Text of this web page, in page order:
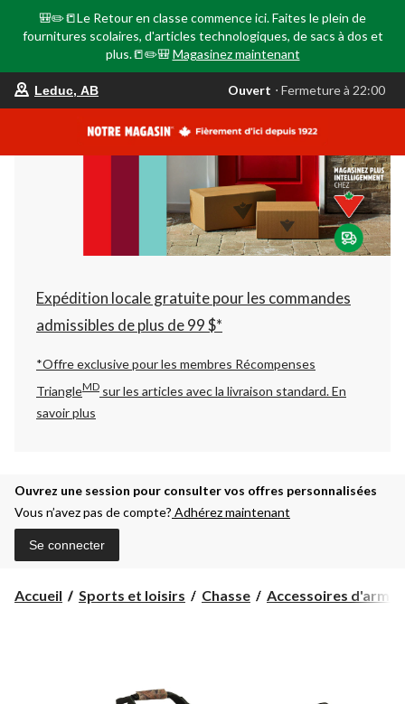
🎒✏️📒Le Retour en classe commence ici. Faites le plein de
fournitures scolaires, d'articles technologiques, de sacs à dos et
plus.📒✏️🎒 Magasinez maintenant
votre
est
AB,
Ouvert,
Fermeture
à
22:00
changer
Leduc, AB Ouvert ⋅ Fermeture à 22:00
Expédition locale gratuite pour les commandes
admissibles de plus de 99 $*
*Offre exclusive pour les membres Récompenses
TriangleMD sur les articles avec la livraison standard.En
savoir plus
Ouvrez une session pour consulter vos offres personnalisées
Vous n’avez pas de compte? Adhérez maintenant
Se connecter
Accueil Sports et loisirs Chasse Accessoires